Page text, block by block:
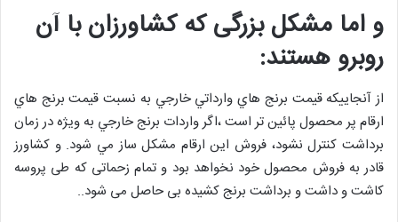
و اما مشکل بزرگی که کشاورزان با آن
روبرو هستند:
از آنجاييكه قيمت برنج هاي وارداتي خارجي به نسبت قيمت برنج هاي
ارقام پر محصول پائين تر است ،اگر واردات برنج خارجي به ويژه در زمان
برداشت كنترل نشود، فروش اين ارقام مشكل ساز مي شود. و کشاورز
قادر به فروش محصول خود نخواهد بود و تمام زحماتی که طی پروسه
کاشت و داشت و برداشت برنج کشیده بی حاصل می شود..